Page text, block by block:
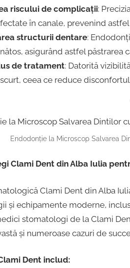
riscului de complicații:
în canale, prevenind
structurii dentare:
asigurând astfel păstrarea
de tratament: Datorită
ceea ce reduce
Endodonție la Microscop Salvarea
Clami Dent din Alba Iulia
Clami Dent din Alba
și echipamente moderne,
stomatologi de la Clami
și numeroase cazuri de
Dent includ: